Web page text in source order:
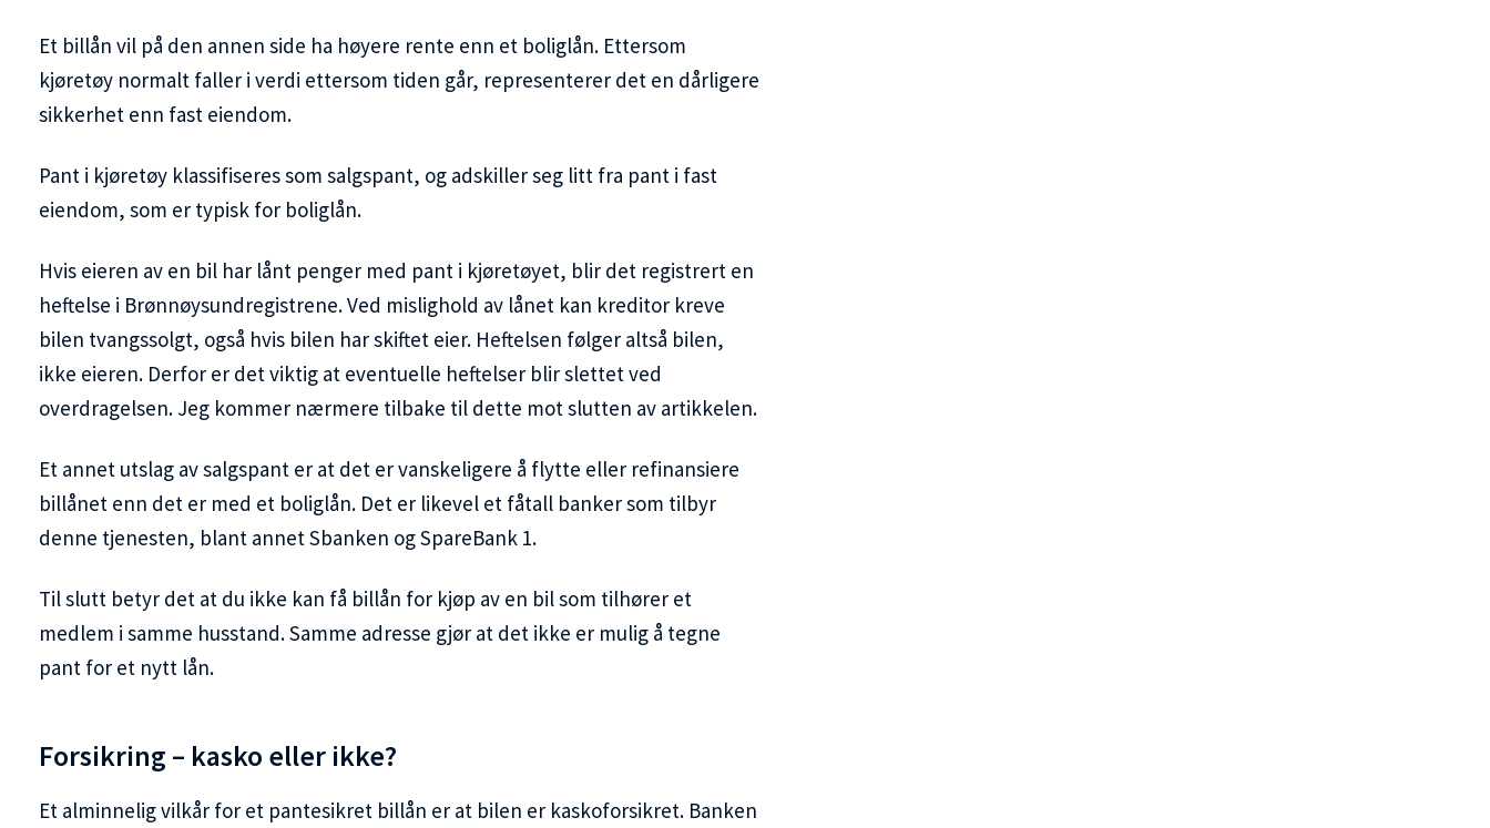
Et billån vil på den annen side ha høyere rente enn et boliglån. Ettersom
kjøretøy normalt faller i verdi ettersom tiden går, representerer det en dårligere
sikkerhet enn fast eiendom.
Pant i kjøretøy klassifiseres som salgspant, og adskiller seg litt fra pant i fast
eiendom, som er typisk for boliglån.
Hvis eieren av en bil har lånt penger med pant i kjøretøyet, blir det registrert en
heftelse i Brønnøysundregistrene. Ved mislighold av lånet kan kreditor kreve
bilen tvangssolgt, også hvis bilen har skiftet eier. Heftelsen følger altså bilen,
ikke eieren. Derfor er det viktig at eventuelle heftelser blir slettet ved
overdragelsen. Jeg kommer nærmere tilbake til dette mot slutten av artikkelen.
Et annet utslag av salgspant er at det er vanskeligere å flytte eller refinansiere
billånet enn det er med et boliglån. Det er likevel et fåtall banker som tilbyr
denne tjenesten, blant annet Sbanken og SpareBank 1.
Til slutt betyr det at du ikke kan få billån for kjøp av en bil som tilhører et
medlem i samme husstand. Samme adresse gjør at det ikke er mulig å tegne
pant for et nytt lån.
Forsikring – kasko eller ikke?
Et alminnelig vilkår for et pantesikret billån er at bilen er kaskoforsikret. Banken